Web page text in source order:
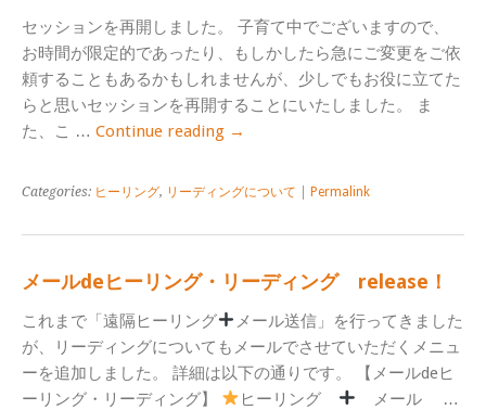
セッションを再開しました。 子育て中でございますので、
お時間が限定的であったり、もしかしたら急にご変更をご依
頼することもあるかもしれませんが、少しでもお役に立てた
らと思いセッションを再開することにいたしました。 ま
た、こ … Continue reading →
Categories: ヒーリング, リーディングについて Permalink
メールdeヒーリング・リーディング release！
これまで「遠隔ヒーリング
メール送信」を行ってきました
が、リーディングについてもメールでさせていただくメニュ
ーを追加しました。 詳細は以下の通りです。 【メールdeヒ
ーリング・リーディング】
ヒーリング
メール …